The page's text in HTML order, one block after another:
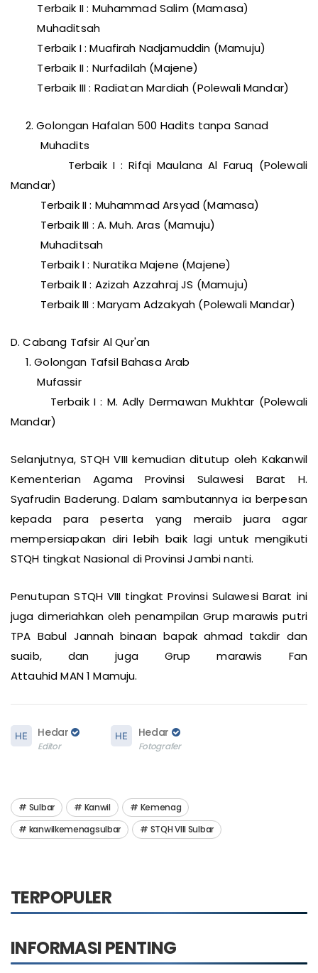
Terbaik II : Muhammad Salim (Mamasa)
Muhaditsah
Terbaik I : Muafirah Nadjamuddin (Mamuju)
Terbaik II : Nurfadilah (Majene)
Terbaik III : Radiatan Mardiah (Polewali Mandar)
2. Golongan Hafalan 500 Hadits tanpa Sanad
Muhadits
Terbaik I : Rifqi Maulana Al Faruq (Polewali
Mandar)
Terbaik II : Muhammad Arsyad (Mamasa)
Terbaik III : A. Muh. Aras (Mamuju)
Muhaditsah
Terbaik I : Nuratika Majene (Majene)
Terbaik II : Azizah Azzahraj JS (Mamuju)
Terbaik III : Maryam Adzakyah (Polewali Mandar)
D. Cabang Tafsir Al Qur'an
1. Golongan Tafsil Bahasa Arab
Mufassir
Terbaik I : M. Adly Dermawan Mukhtar (Polewali
Mandar)
Selanjutnya, STQH VIII kemudian ditutup oleh Kakanwil
Kementerian Agama Provinsi Sulawesi Barat H.
Syafrudin Baderung. Dalam sambutannya ia berpesan
kepada para peserta yang meraib juara agar
mempersiapakan diri lebih baik lagi untuk mengikuti
STQH tingkat Nasional di Provinsi Jambi nanti.
Penutupan STQH VIII tingkat Provinsi Sulawesi Barat ini
juga dimeriahkan oleh penampilan Grup marawis putri
TPA Babul Jannah binaan bapak ahmad takdir dan
suaib, dan juga Grup marawis Fan
Attauhid MAN 1 Mamuju.
Hedar
Editor
Hedar
Fotografer
Sulbar Kanwil
Kemenag
kanwilkemenagsulbar
STQH VIII Sulbar
TERPOPULER
INFORMASI PENTING